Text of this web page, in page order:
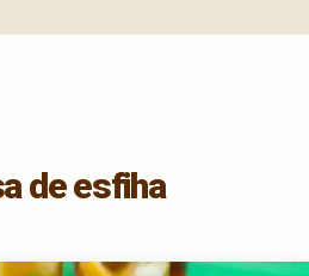
de esfiha